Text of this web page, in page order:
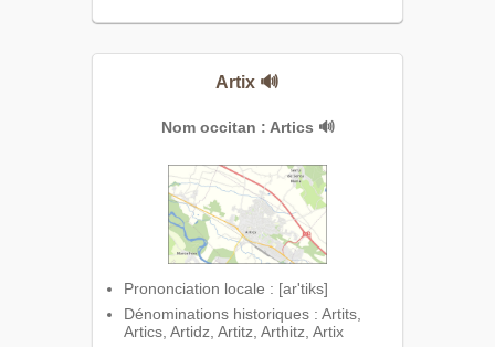
Artix 🔊
Nom occitan : Artics 🔊
Prononciation locale : [ar'tiks]
Dénominations historiques : Artits,
Artics, Artidz, Artitz, Arthitz, Artix